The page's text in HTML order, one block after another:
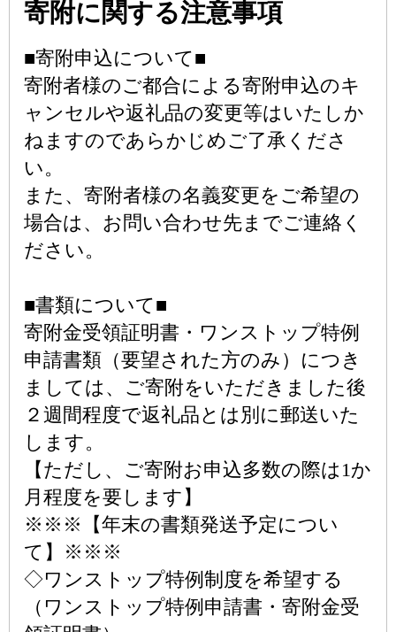
寄附に関する注意事項
■寄附申込について■
寄附者様のご都合による寄附申込のキ
ャンセルや返礼品の変更等はいたしか
ねますのであらかじめご了承くださ
い。
また、寄附者様の名義変更をご希望の
場合は、お問い合わせ先までご連絡く
ださい。
■書類について■
寄附金受領証明書・ワンストップ特例
申請書類（要望された方のみ）につき
ましては、ご寄附をいただきました後
２週間程度で返礼品とは別に郵送いた
します。
【ただし、ご寄附お申込多数の際は1か
月程度を要します】
※※※【年末の書類発送予定につい
て】※※※
◇ワンストップ特例制度を希望する
（ワンストップ特例申請書・寄附金受